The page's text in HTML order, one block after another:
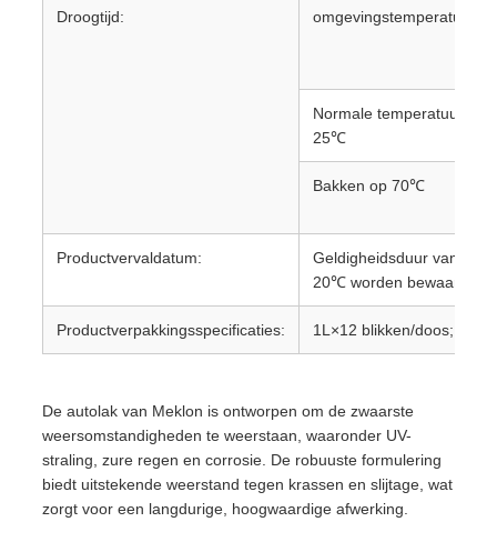
Droogtijd: omgevingstemperatuur
Normale temperatuur
25℃
Bakken op 70℃
Productvervaldatum:
Geldigheidsduur van 1-3
20℃ worden bewaard
Productverpakkingsspecificaties: 1L×12 blikken/doos;
De autolak van Meklon is ontworpen om de zwaarste
weersomstandigheden te weerstaan, waaronder UV-
straling, zure regen en corrosie. De robuuste formulering
biedt uitstekende weerstand tegen krassen en slijtage, wat
zorgt voor een langdurige, hoogwaardige afwerking.